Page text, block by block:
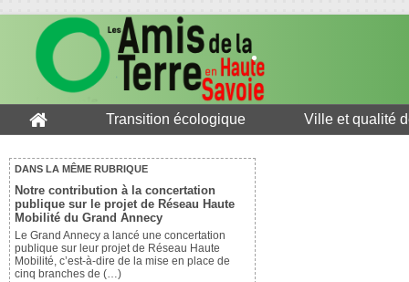
Transition écologique Ville et qualité
DANS LA MÊME RUBRIQUE
Notre contribution à la concertation
publique sur le projet de Réseau Haute
Mobilité du Grand Annecy
Le Grand Annecy a lancé une concertation
publique sur leur projet de Réseau Haute
Mobilité, c’est-à-dire de la mise en place de
cinq branches de (…)